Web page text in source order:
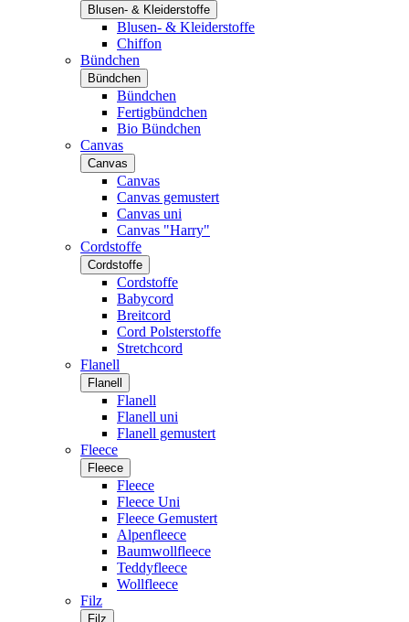
Blusen- & Kleiderstoffe
Blusen- & Kleiderstoffe
Chiffon
Bündchen
Bündchen
Bündchen
Fertigbündchen
Bio Bündchen
Canvas
Canvas
Canvas
Canvas gemustert
Canvas uni
Canvas "Harry"
Cordstoffe
Cordstoffe
Cordstoffe
Babycord
Breitcord
Cord Polsterstoffe
Stretchcord
Flanell
Flanell
Flanell
Flanell uni
Flanell gemustert
Fleece
Fleece
Fleece
Fleece Uni
Fleece Gemustert
Alpenfleece
Baumwollfleece
Teddyfleece
Wollfleece
Filz
Filz